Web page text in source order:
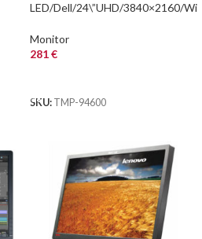
LED/Dell/24\”UHD/3840×2160/Wi
HUB
Monitor
281€
SKU: TMP-94600